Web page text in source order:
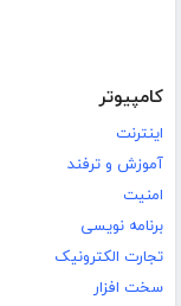
کامپیوتر
اینترنت
آموزش و ترفند
امنیت
برنامه نویسی
تجارت الکترونیک
سخت افزار